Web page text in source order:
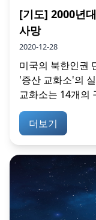
[기도] 2000년
사망
2020-12-28
미국의 북한인권
'증산 교화소'의
교화소는 14개의
더보기